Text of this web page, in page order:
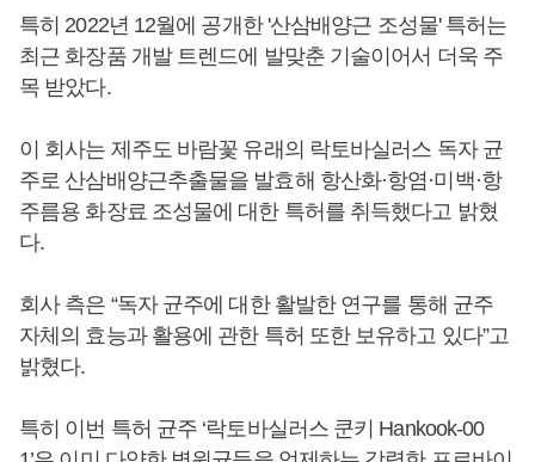
특히 2022년 12월에 공개한 '산삼배양근 조성물' 특허는
최근 화장품 개발 트렌드에 발맞춘 기술이어서 더욱 주
목 받았다.
이 회사는 제주도 바람꽃 유래의 락토바실러스 독자 균
주로 산삼배양근추출물을 발효해 항산화·항염·미백·항
주름용 화장료 조성물에 대한 특허를 취득했다고 밝혔
다.
회사 측은 “독자 균주에 대한 활발한 연구를 통해 균주
자체의 효능과 활용에 관한 특허 또한 보유하고 있다”고
밝혔다.
특히 이번 특허 균주 ‘락토바실러스 쿤키 Hankook-00